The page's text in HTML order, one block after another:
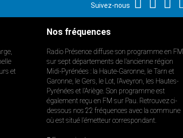
Suivez-nous
et
Nos fréquences
Radio Présence diffuse son programme en FM
sur sept départements de l’ancienne région
Midi-Pyrénées : la Haute-Garonne, le Tarn et
Garonne, le Gers, le Lot, l’Aveyron, les Hautes-
Pyrénées et l’Ariège. Son programme est
également reçu en FM sur Pau. Retrouvez ci-
dessous nos 22 fréquences avec la commune
où est situé l’émetteur correspondant.